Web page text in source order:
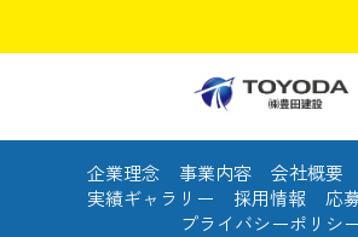
企業理念 事業内容 会社概要
実績ギャラリー
採用情報
応
プライバシーポリシ